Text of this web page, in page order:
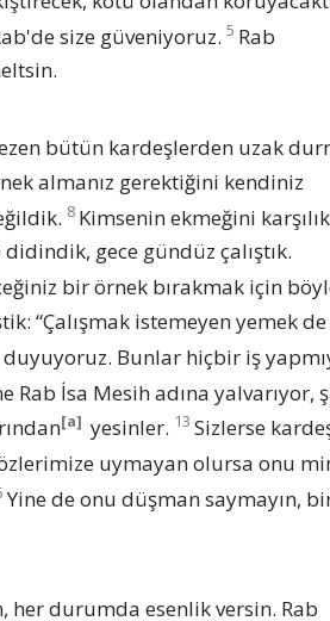
size güveniyoruz. 5 Rab
bütün kardeşlerden uzak
almanız gerektiğini kendiniz
8 Kimsenin ekmeğini
gece gündüz çalıştık.
bir örnek bırakmak için
“Çalışmak istemeyen yemek de
duyuyoruz. Bunlar hiçbir iş
Rab İsa Mesih adına yalvarıyor,
[a] yesinler. 13 Sizlerse
uymayan olursa onu
Yine de onu düşman saymayın,
her durumda esenlik versin. Rab